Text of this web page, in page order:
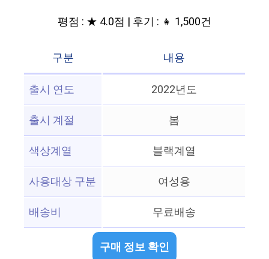
평점 : ★ 4.0점 | 후기 : 👧 1,500건
구분
내용
출시 연도
2022년도
출시 계절
봄
색상계열
블랙계열
사용대상 구분
여성용
배송비
무료배송
구매 정보 확인